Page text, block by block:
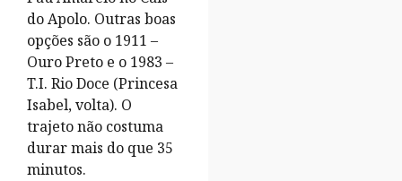
do Apolo. Outras boas
opções são o 1911 –
Ouro Preto e o 1983 –
T.I. Rio Doce (Princesa
Isabel, volta). O
trajeto não costuma
durar mais do que 35
minutos.